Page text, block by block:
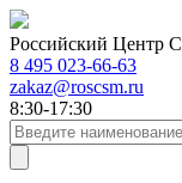
Российский Центр
8 495 023-66-63
zakaz@roscsm.ru
8:30-17:30